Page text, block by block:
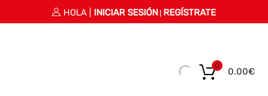
HOLA | INICIAR SESIÓN REGÍSTRATE
0.00€
0